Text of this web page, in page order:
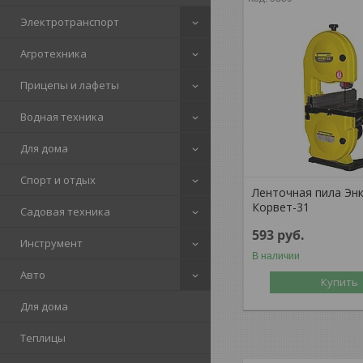
Электротранспорт
Агротехника
Прицепы и лафеты
Водная техника
Для дома
Спорт и отдых
Садовая техника
Инструмент
Авто
Для дома
Теплицы
Ленточная пила
Корвет-31
593 руб.
В наличии
Купить